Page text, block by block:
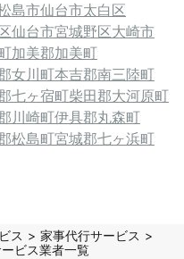
島市仙台市太白区
仙台市宮城野区大崎市
加美郡加美町
女川町本吉郡南三陸町
七ヶ宿町柴田郡大河原町
川崎町伊具郡丸森町
松島町宮城郡七ヶ浜町
ス
家事代行サービス
ビス業者一覧